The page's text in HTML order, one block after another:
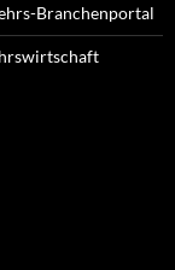
Branchenportal